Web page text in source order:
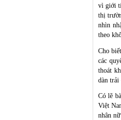
vì giới
thị
nhìn
theo
Cho
các
thoát
dàn trải
Có lẽ
Việt
nhân